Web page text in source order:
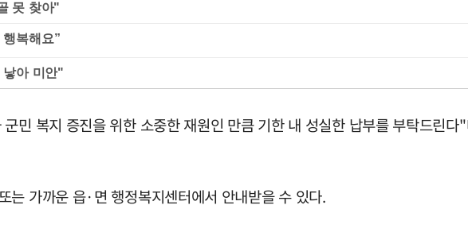
못 찾아"
아 미안"
민 복지 증진을 위한 소중한 재원인 만큼 기한 내 성실한 납부를 부탁드린
는 가까운 읍·면 행정복지센터에서 안내받을 수 있다.